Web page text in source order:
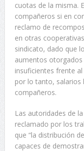
cuotas de la misma.
compañeros si en
reclamo de
en otras
sindicato, dado que
aumentos
insuficientes frente
por lo tanto, salarios
compañeros.
Las autoridades de
reclamado por los
que “la distribución
capaces de